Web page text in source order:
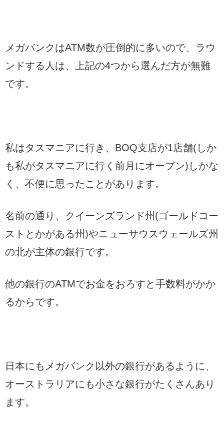
メガバンクはATM数が圧倒的に多いので、ラウ
ンドする人は、上記の4つから選んだ方が無難
です。
私はタスマニアに行き、BOQ支店が1店舗(しか
も私がタスマニアに行く前月にオープン)しかな
く、不便に思ったことがあります。
名前の通り、クイーンズランド州(ゴールドコー
ストとかがある州)やニューサウスウェールズ州
の北が主体の銀行です。
他の銀行のATMでお金をおろすと手数料がかか
るからです。
日本にもメガバンク以外の銀行があるように、
オーストラリアにも小さな銀行がたくさんあり
ます。